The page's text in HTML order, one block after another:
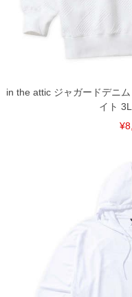
円以上の品
が付いて
in the attic ジャガードデニ
イト